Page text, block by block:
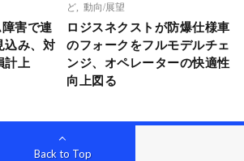
害で連
込み、対
計上
ど
動向/展望
ロジスネクストが防爆仕様車
のフォークをフルモデルチェ
ンジ、オペレーターの快適性
向上図る
Back to Top